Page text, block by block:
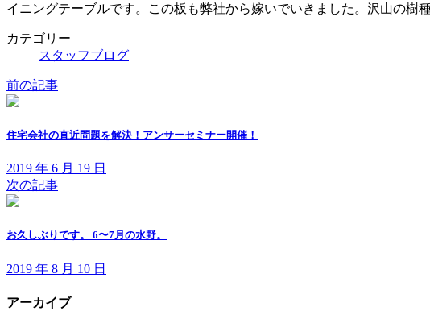
日
:
イニングテーブルです。この板も弊社から嫁いでいきました。沢山の樹
カテゴリー
スタッフブログ
前の記事
住宅会社の直近問題を解決！アンサーセミナー開催！
2019 年 6 月 19 日
次の記事
お久しぶりです。 6〜7月の水野。
2019 年 8 月 10 日
アーカイブ